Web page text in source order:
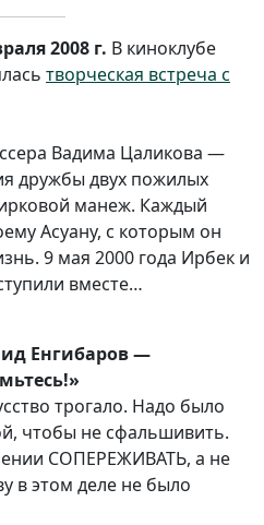
2008 г. В киноклубе
творческая встреча с
Вадима Цаликова —
дружбы двух пожилых
манеж. Каждый
Асуану, с которым он
9 мая 2000 года Ирбек и
вместе…
Енгибаров —
трогало. Надо было
чтобы не сфальшивить.
СОПЕРЕЖИВАТЬ, а не
в этом деле не было